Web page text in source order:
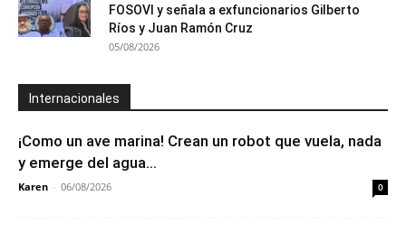
FOSOVI y señala a exfuncionarios Gilberto
Ríos y Juan Ramón Cruz
05/08/2026
Internacionales
¡Como un ave marina! Crean un robot que vuela, nada
y emerge del agua...
Karen - 06/08/2026 0